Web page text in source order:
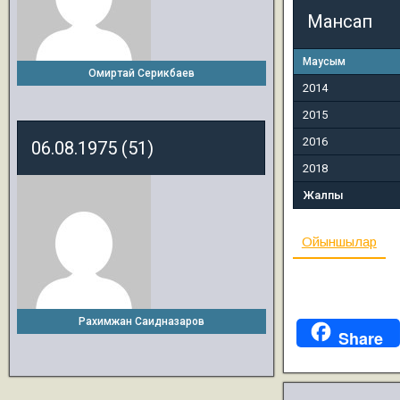
Мансап
Маусым
2014
2015
2016
2018
Жалпы
Ойыншылар
Share
Омиртай Серикбаев
06.08.1975 (51)
Рахимжан Саидназаров